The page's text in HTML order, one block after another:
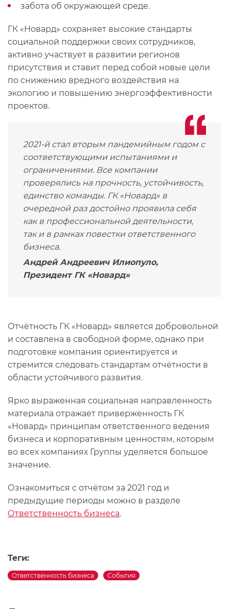
забота об окружающей среде.
ГК «Новард» сохраняет высокие стандарты
социальной поддержки своих сотрудников,
активно участвует в развитии регионов
присутствия и ставит перед собой новые цели
по снижению вредного воздействия на
экологию и повышению энергоэффективности
проектов.
2021-й стал вторым пандемийным годом с
соответствующими испытаниями и
ограничениями. Все компании
проверялись на прочность, устойчивость,
единство команды. ГК «Новард» в
очередной раз достойно проявила себя
как в профессиональной деятельности,
так и в рамках повестки ответственного
бизнеса.
Андрей Андреевич Илиопуло,
Президент ГК «Новард»
Отчётность ГК «Новард» является добровольной
и составлена в свободной форме, однако при
подготовке компания ориентируется и
стремится следовать стандартам отчётности в
области устойчивого развития.
Ярко выраженная социальная направленность
материала отражает приверженность ГК
«Новард» принципам ответственного ведения
бизнеса и корпоративным ценностям, которым
во всех компаниях Группы уделяется большое
значение.
Ознакомиться с отчётом за 2021 год и
предыдущие периоды можно в разделе
Ответственность бизнеса.
Теги:
Ответственность бизнеса События